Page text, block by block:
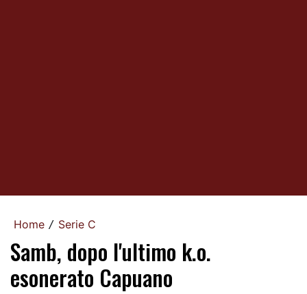
Home / Serie C
Samb, dopo l'ultimo k.o.
esonerato Capuano